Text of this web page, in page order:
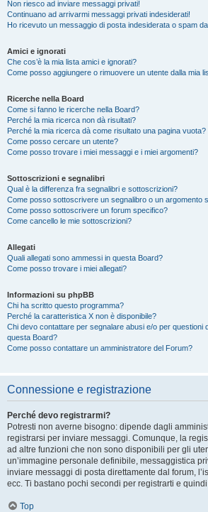
Non riesco ad inviare messaggi privati!
Continuano ad arrivarmi messaggi privati indesiderati!
Ho ricevuto un messaggio di posta indesiderata o spam
Amici e ignorati
Che cos’è la mia lista amici e ignorati?
Come posso aggiungere o rimuovere un utente dalla mia
Ricerche nella Board
Come si fanno le ricerche nella Board?
Perché la mia ricerca non dà risultati?
Perché la mia ricerca dà come risultato una pagina vuota?
Come posso cercare un utente?
Come posso trovare i miei messaggi e i miei argomenti?
Sottoscrizioni e segnalibri
Qual è la differenza fra segnalibri e sottoscrizioni?
Come posso sottoscrivere un segnalibro o un argomento
Come posso sottoscrivere un forum specifico?
Come cancello le mie sottoscrizioni?
Allegati
Quali allegati sono ammessi in questa Board?
Come posso trovare i miei allegati?
Informazioni su phpBB
Chi ha scritto questo programma?
Perché la caratteristica X non è disponibile?
Chi devo contattare per segnalare abusi e/o per questioni
questa Board?
Come posso contattare un amministratore del Forum?
Connessione e registrazione
Perché devo registrarmi?
Potresti non averne bisogno: dipende dagli
registrarsi per inviare messaggi. Comunque, la
ad altre funzioni che non sono disponibili per gli
un’immagine personale definibile, messaggistica
inviare messaggi di posta direttamente dal forum,
ecc. Ti bastano pochi secondi per registrarti e
Top